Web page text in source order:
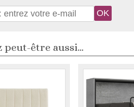
peut-être aussi...